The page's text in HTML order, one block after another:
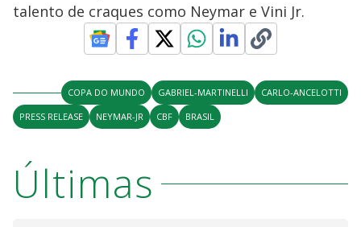
talento de craques como Neymar e Vini Jr.
COPA DO MUNDO GABRIEL-MARTINELLI
CARLO-ANCELOTTI
PRESS RELEASE
NEYMAR-JR CBF BRASIL
Últimas